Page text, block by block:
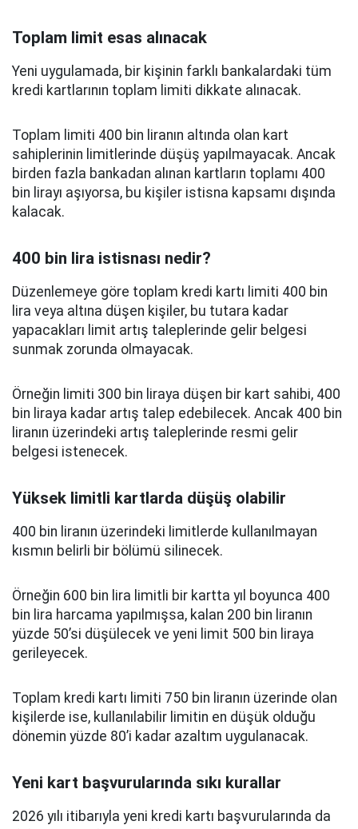
Toplam limit esas alınacak
Yeni uygulamada, bir kişinin farklı bankalardaki tüm
kredi kartlarının toplam limiti dikkate alınacak.
Toplam limiti 400 bin liranın altında olan kart
sahiplerinin limitlerinde düşüş yapılmayacak. Ancak
birden fazla bankadan alınan kartların toplamı 400
bin lirayı aşıyorsa, bu kişiler istisna kapsamı dışında
kalacak.
400 bin lira istisnası nedir?
Düzenlemeye göre toplam kredi kartı limiti 400 bin
lira veya altına düşen kişiler, bu tutara kadar
yapacakları limit artış taleplerinde gelir belgesi
sunmak zorunda olmayacak.
Örneğin limiti 300 bin liraya düşen bir kart sahibi, 400
bin liraya kadar artış talep edebilecek. Ancak 400 bin
liranın üzerindeki artış taleplerinde resmi gelir
belgesi istenecek.
Yüksek limitli kartlarda düşüş olabilir
400 bin liranın üzerindeki limitlerde kullanılmayan
kısmın belirli bir bölümü silinecek.
Örneğin 600 bin lira limitli bir kartta yıl boyunca 400
bin lira harcama yapılmışsa, kalan 200 bin liranın
yüzde 50’si düşülecek ve yeni limit 500 bin liraya
gerileyecek.
Toplam kredi kartı limiti 750 bin liranın üzerinde olan
kişilerde ise, kullanılabilir limitin en düşük olduğu
dönemin yüzde 80’i kadar azaltım uygulanacak.
Yeni kart başvurularında sıkı kurallar
2026 yılı itibarıyla yeni kredi kartı başvurularında da